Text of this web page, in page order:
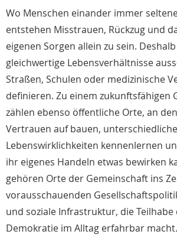
Wo Menschen einander immer
entstehen Misstrauen, Rückzug und
eigenen Sorgen allein zu sein.
gleichwertige Lebensverhältnisse
Straßen, Schulen oder medizinische
definieren. Zu einem zukunftsfähigen
zählen ebenso öffentliche Orte, an
Vertrauen auf bauen, unterschiedliche
Lebenswirklichkeiten kennenlernen
ihr eigenes Handeln etwas bewirken
gehören Orte der Gemeinschaft ins
vorausschauenden
und soziale Infrastruktur, die
Demokratie im Alltag erfahrbar macht.